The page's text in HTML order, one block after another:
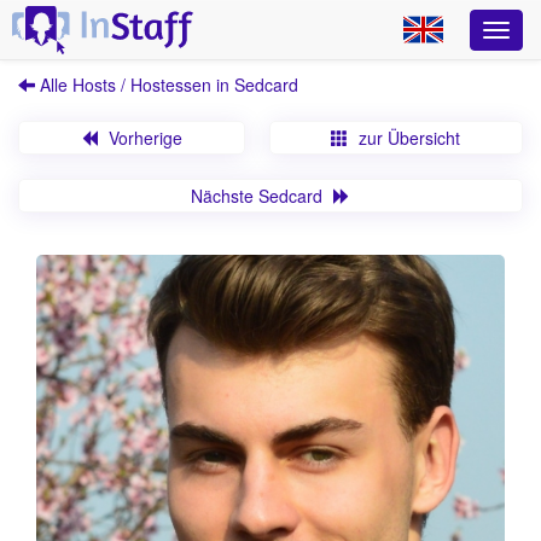
Alle Hosts / Hostessen in Sedcard
Vorherige zur Übersicht
Nächste Sedcard